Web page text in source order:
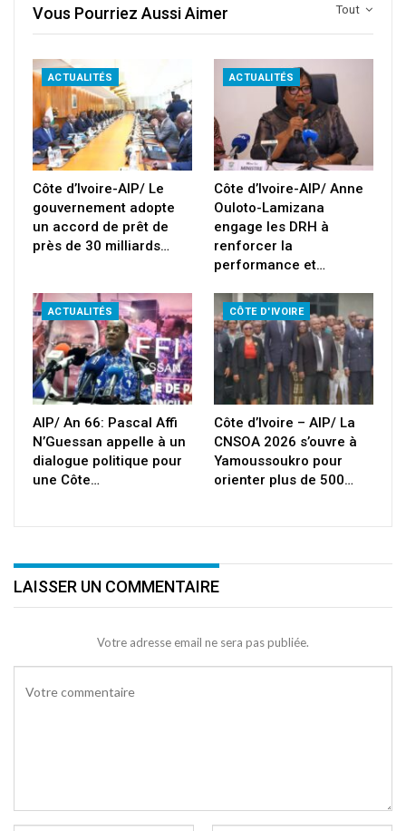
Tout
Vous Pourriez Aussi Aimer
ACTUALITÉS
Côte d’Ivoire-AIP/ Le
gouvernement adopte
un accord de prêt de
près de 30 milliards…
ACTUALITÉS
Côte d’Ivoire-AIP/ Anne
Ouloto-Lamizana
engage les DRH à
renforcer la
performance et…
ACTUALITÉS
AIP/ An 66: Pascal Affi
N’Guessan appelle à un
dialogue politique pour
une Côte…
CÔTE D'IVOIRE
Côte d’Ivoire – AIP/ La
CNSOA 2026 s’ouvre à
Yamoussoukro pour
orienter plus de 500…
LAISSER UN COMMENTAIRE
Votre adresse email ne sera pas publiée.